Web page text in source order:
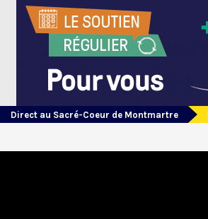
Direct au Sacré-Coeur de Montmartre